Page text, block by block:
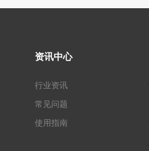
资讯中心
行业资讯
常见问题
使用指南